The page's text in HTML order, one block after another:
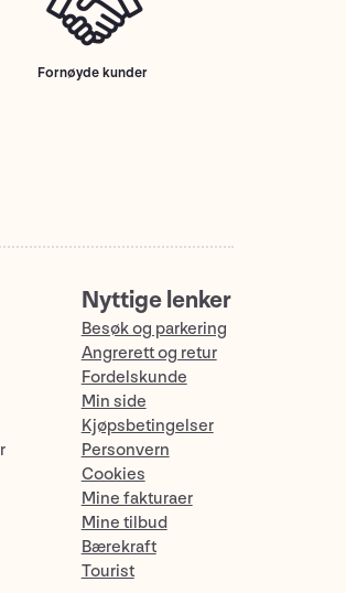
Fornøyde kunder
Nyttige lenker
Besøk og parkering
Angrerett og retur
Fordelskunde
Min side
Kjøpsbetingelser
Personvern
Cookies
Mine fakturaer
Mine tilbud
Bærekraft
Tourist